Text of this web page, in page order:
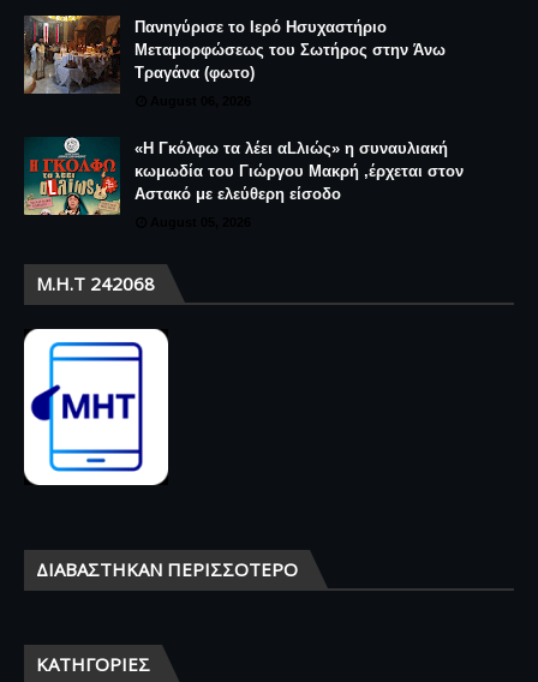
Πανηγύρισε το Ιερό Ησυχαστήριο
Μεταμορφώσεως του Σωτήρος στην Άνω
Τραγάνα (φωτο)
«Η Γκόλφω τα λέει αLλιώς» η συναυλιακή
κωμωδία του Γιώργου Μακρή ,έρχεται στον
Αστακό με ελεύθερη είσοδο
Μ.Η.Τ 242068
ΔΙΑΒΆΣΤΗΚΑΝ ΠΕΡΙΣΣΌΤΕΡΟ
ΚΑΤΗΓΟΡΊΕΣ